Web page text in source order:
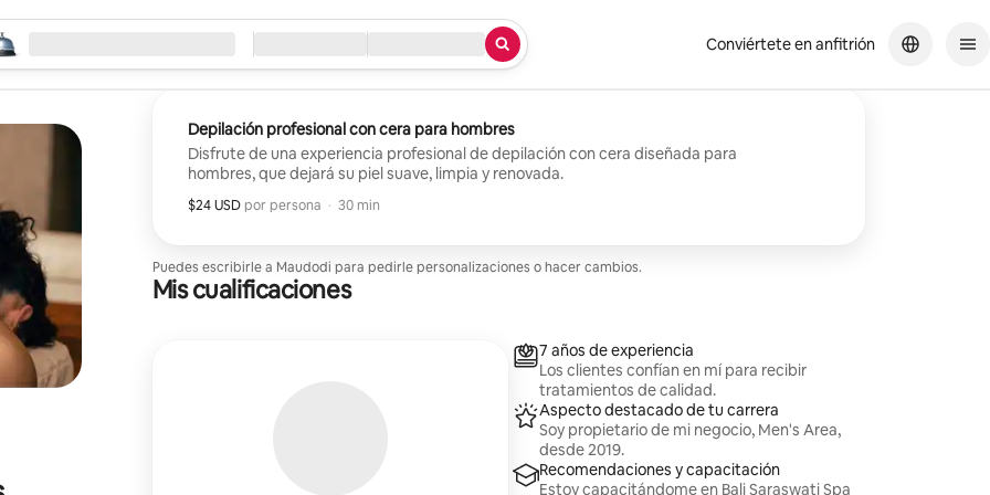
la búsqueda Llegada / Salida Conviértete en anfitrión
Depilación profesional con cera para hombres
Disfrute de una experiencia profesional de depilación con cera diseñada para
hombres, que dejará su piel suave, limpia y renovada.
$24 USD por persona
$24 USD por huésped
, · 30 min
Puedes escribirle a Maudodi para pedirle personalizaciones o hacer cambios.
Mis cualificaciones
7 años de experiencia
Los clientes confían en mí para recibir
tratamientos de calidad.
Aspecto destacado de tu carrera
Soy propietario de mi negocio, Men's Area,
desde 2019.
Recomendaciones y capacitación
Estoy capacitándome en Bali Saraswati Spa